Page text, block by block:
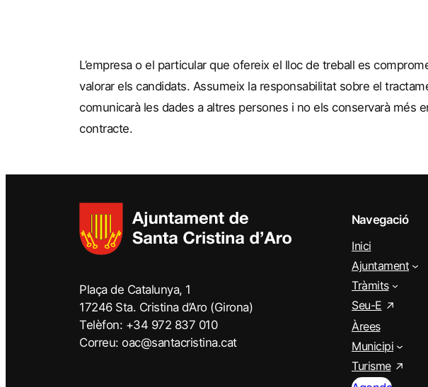
L’empresa o el particular que ofereix el lloc de treball es
valorar els candidats. Assumeix la responsabilitat sobre el
comunicarà les dades a altres persones i no els conservarà més
contracte.
Plaça de Catalunya, 1
17246 Sta. Cristina d’Aro (Girona)
Telèfon: +34 972 837 010
Correu: oac@santacristina.cat
Navegació
Inici
Ajuntament
Tràmits
Seu-E
Àrees
Municipi
Turisme